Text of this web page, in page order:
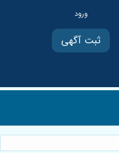
ثبت آگهی